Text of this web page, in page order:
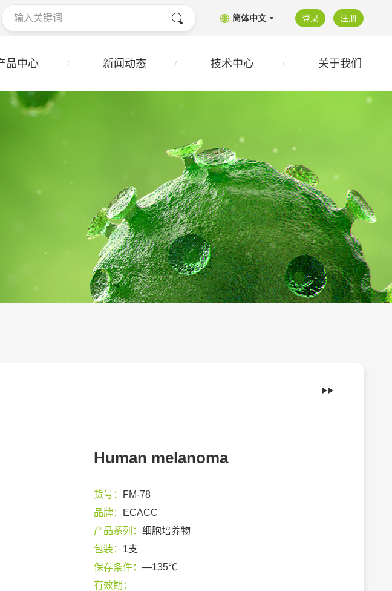
简体中文 登录 注册
品中心 新闻动态 技术中心 关于我们
Human melanoma
货号：
FM-78
品牌：
ECACC
产品系列： 细胞培养物
包装： 1支
保存条件： —135℃
有效期：